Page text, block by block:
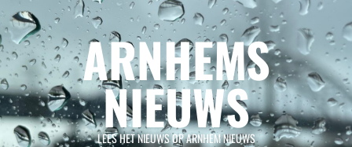
Spring
naar
inhoud
ARNHEMS
NIEUWS
LEES HET NIEUWS OP ARNHEM NIEUWS